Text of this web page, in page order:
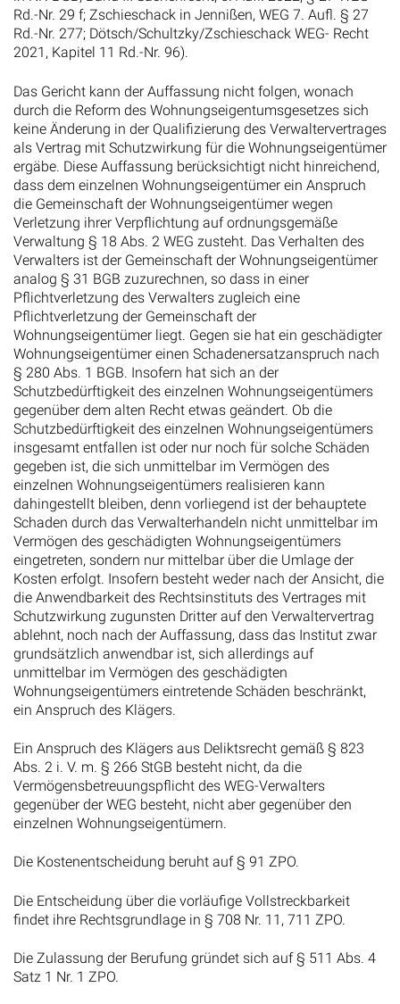
Rd.-Nr. 29 f; Zschieschack in Jennißen, WEG 7. Aufl. § 27
Rd.-Nr. 277; Dötsch/Schultzky/Zschieschack WEG- Recht
2021, Kapitel 11 Rd.-Nr. 96).
Das Gericht kann der Auffassung nicht folgen, wonach
durch die Reform des Wohnungseigentumsgesetzes sich
keine Änderung in der Qualifizierung des Verwaltervertrages
als Vertrag mit Schutzwirkung für die Wohnungseigentümer
ergäbe. Diese Auffassung berücksichtigt nicht hinreichend,
dass dem einzelnen Wohnungseigentümer ein Anspruch
die Gemeinschaft der Wohnungseigentümer wegen
Verletzung ihrer Verpflichtung auf ordnungsgemäße
Verwaltung § 18 Abs. 2 WEG zusteht. Das Verhalten des
Verwalters ist der Gemeinschaft der Wohnungseigentümer
analog § 31 BGB zuzurechnen, so dass in einer
Pflichtverletzung des Verwalters zugleich eine
Pflichtverletzung der Gemeinschaft der
Wohnungseigentümer liegt. Gegen sie hat ein geschädigter
Wohnungseigentümer einen Schadenersatzanspruch nach
§ 280 Abs. 1 BGB. Insofern hat sich an der
Schutzbedürftigkeit des einzelnen Wohnungseigentümers
gegenüber dem alten Recht etwas geändert. Ob die
Schutzbedürftigkeit des einzelnen Wohnungseigentümers
insgesamt entfallen ist oder nur noch für solche Schäden
gegeben ist, die sich unmittelbar im Vermögen des
einzelnen Wohnungseigentümers realisieren kann
dahingestellt bleiben, denn vorliegend ist der behauptete
Schaden durch das Verwalterhandeln nicht unmittelbar im
Vermögen des geschädigten Wohnungseigentümers
eingetreten, sondern nur mittelbar über die Umlage der
Kosten erfolgt. Insofern besteht weder nach der Ansicht, die
die Anwendbarkeit des Rechtsinstituts des Vertrages mit
Schutzwirkung zugunsten Dritter auf den Verwaltervertrag
ablehnt, noch nach der Auffassung, dass das Institut zwar
grundsätzlich anwendbar ist, sich allerdings auf
unmittelbar im Vermögen des geschädigten
Wohnungseigentümers eintretende Schäden beschränkt,
ein Anspruch des Klägers.
Ein Anspruch des Klägers aus Deliktsrecht gemäß § 823
Abs. 2 i. V. m. § 266 StGB besteht nicht, da die
Vermögensbetreuungspflicht des WEG-Verwalters
gegenüber der WEG besteht, nicht aber gegenüber den
einzelnen Wohnungseigentümern.
Die Kostenentscheidung beruht auf § 91 ZPO.
Die Entscheidung über die vorläufige Vollstreckbarkeit
findet ihre Rechtsgrundlage in § 708 Nr. 11, 711 ZPO.
Die Zulassung der Berufung gründet sich auf § 511 Abs. 4
Satz 1 Nr. 1 ZPO.